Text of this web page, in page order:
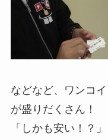
などなど、ワンコ
が盛りだくさん！
「しかも安い！？